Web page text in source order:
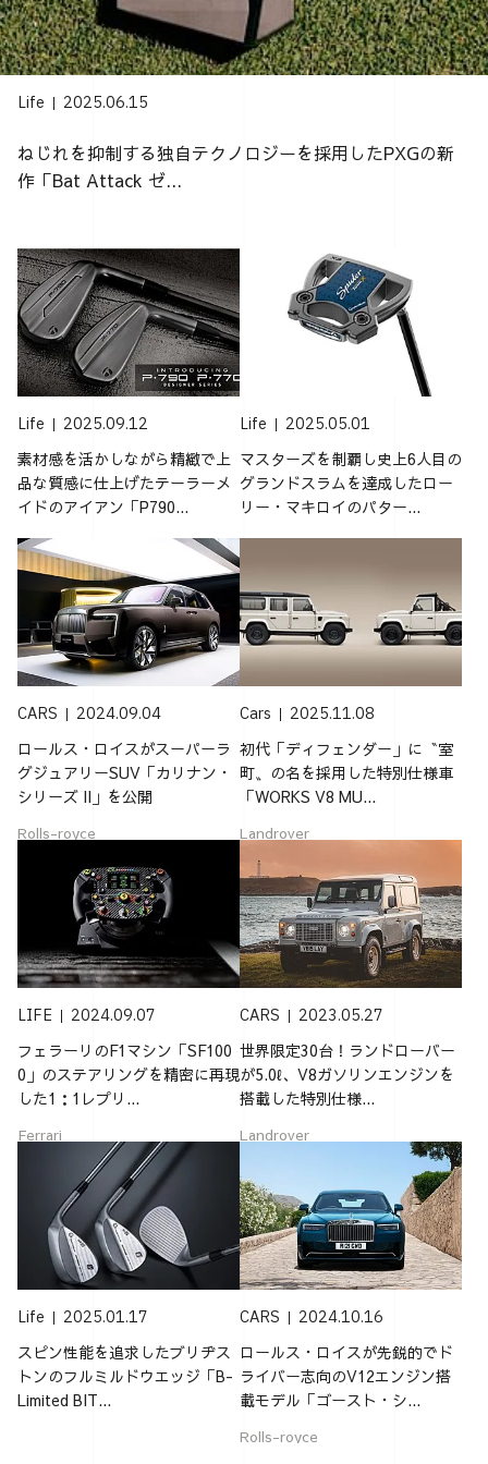
Life 2025.06.15
ねじれを抑制する独自テクノロジーを採用したPXGの新
作「Bat Attack ゼ...
Life 2025.09.12
素材感を活かしながら精緻で上
品な質感に仕上げたテーラーメ
イドのアイアン「P790...
Life 2025.05.01
マスターズを制覇し史上6人目の
グランドスラムを達成したロー
リー・マキロイのパター...
CARS 2024.09.04
ロールス・ロイスがスーパーラ
グジュアリーSUV「カリナン・
シリーズ II」を公開
Rolls-royce
Cars 2025.11.08
初代「ディフェンダー」に〝室
町〟の名を採用した特別仕様車
「WORKS V8 MU...
Landrover
LIFE 2024.09.07
フェラーリのF1マシン「SF100
0」のステアリングを精密に再現
した1：1レプリ...
Ferrari
CARS 2023.05.27
世界限定30台！ランドローバー
が5.0ℓ、V8ガソリンエンジンを
搭載した特別仕様...
Landrover
Life 2025.01.17
スピン性能を追求したブリヂス
トンのフルミルドウエッジ「B-
Limited BIT...
CARS 2024.10.16
ロールス・ロイスが先鋭的でド
ライバー志向のV12エンジン搭
載モデル「ゴースト・シ...
Rolls-royce